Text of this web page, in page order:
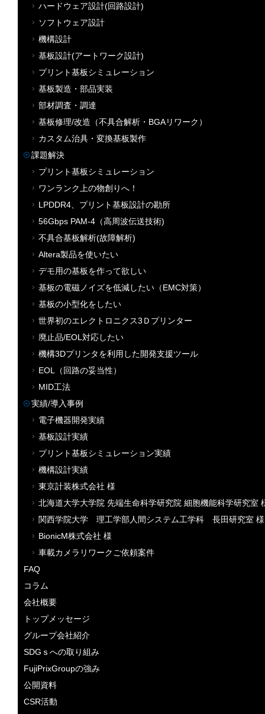
ハードウェア設計(回路設計)
ソフトウェア設計
機構設計
基板設計(アートワーク設計)
プリント基板シミュレーション
基板製造・部品実装
部材調査・調達
基板修理/改造（不具合解析・BGAリワーク）
カスタム治具・変換基板製作
課題解決
プリント基板シミュレーション
ワンランク上の物創りへ！
LPDDR4、プリント基板設計の勘所
56Gbps PAM-4（高周波伝送技術)
不具合基板解析(故障解析)
Altera製品を使いたい
デモ用の基板を作って欲しい
基板の電磁ノイズを低減したい（EMC対策）
基板の小型化をしたい
世界初のエレクトロニクス3Ｄプリンター
廃止品/EOL対応したい
機構3Dプリンタを利用した開発支援ツール
EOL（回路の妥当性）
MID工法
実績/導入事例
電子機器開発実績
基板設計実績
プリント基板シミュレーション実績
機構設計実績
東京計装株式会社 様
北海道大学大学院 先端生命科学研究院 細胞機能科学研究室
関西学院大学 理工学部人間システム工学科 長田研究室 様
BionicM株式会社 様
車載カメラリワークご依頼案件
FAQ
コラム
会社概要
トップメッセージ
グループ会社紹介
SDGｓへの取り組み
FujiPrixGroupの強み
公開資料
CSR活動